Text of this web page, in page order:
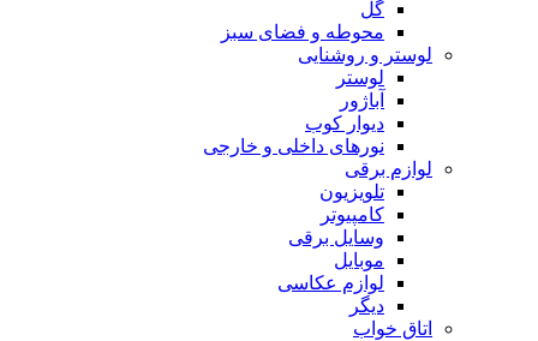
گل
محوطه و فضای سبز
لوستر و روشنایی
لوستر
آباژور
دیوار کوب
نورهای داخلی و خارجی
لوازم برقی
تلویزیون
کامپیوتر
وسایل برقی
موبایل
لوازم عکاسی
دیگر
اتاق خواب